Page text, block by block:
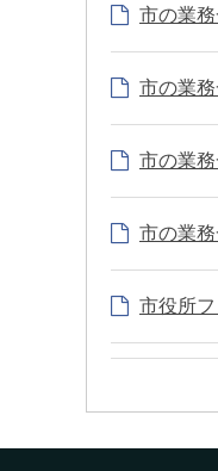
市の業
市の業
市の業
市の業
市役所フ